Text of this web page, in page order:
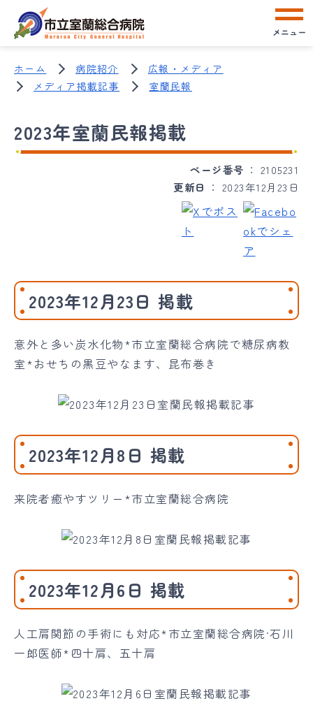
メニュー
ホーム 病院紹介
広報・メディア
メディア掲載記事
室蘭民報
2023年室蘭民報掲載
ページ番号
2105231
更新日
2023年12月23日
2023年12月23日 掲載
意外と多い炭水化物*市立室蘭総合病院で糖尿病教
室*おせちの黒豆やなます、昆布巻き
2023年12月8日 掲載
来院者癒やすツリー*市立室蘭総合病院
2023年12月6日 掲載
人工肩関節の手術にも対応*市立室蘭総合病院·石川
一郎医師*四十肩、五十肩